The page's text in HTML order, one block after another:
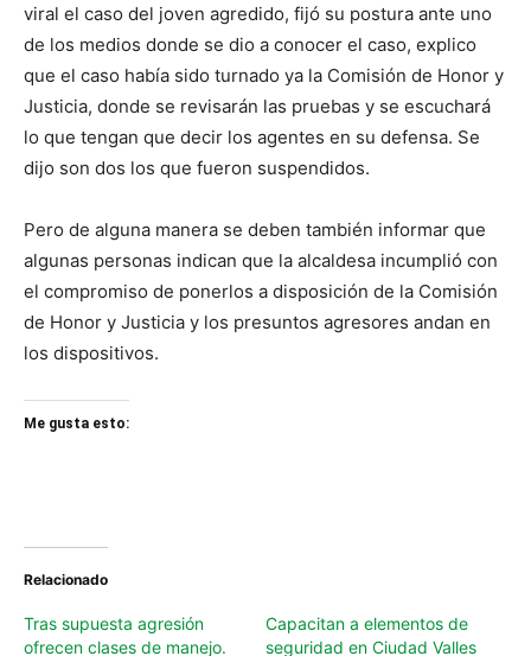
viral el caso del joven agredido, fijó su postura ante uno
de los medios donde se dio a conocer el caso, explico
que el caso había sido turnado ya la Comisión de Honor y
Justicia, donde se revisarán las pruebas y se escuchará
lo que tengan que decir los agentes en su defensa. Se
dijo son dos los que fueron suspendidos.
Pero de alguna manera se deben también informar que
algunas personas indican que la alcaldesa incumplió con
el compromiso de ponerlos a disposición de la Comisión
de Honor y Justicia y los presuntos agresores andan en
los dispositivos.
Me gusta esto:
Relacionado
Tras supuesta agresión
ofrecen clases de manejo.
Capacitan a elementos de
seguridad en Ciudad Valles